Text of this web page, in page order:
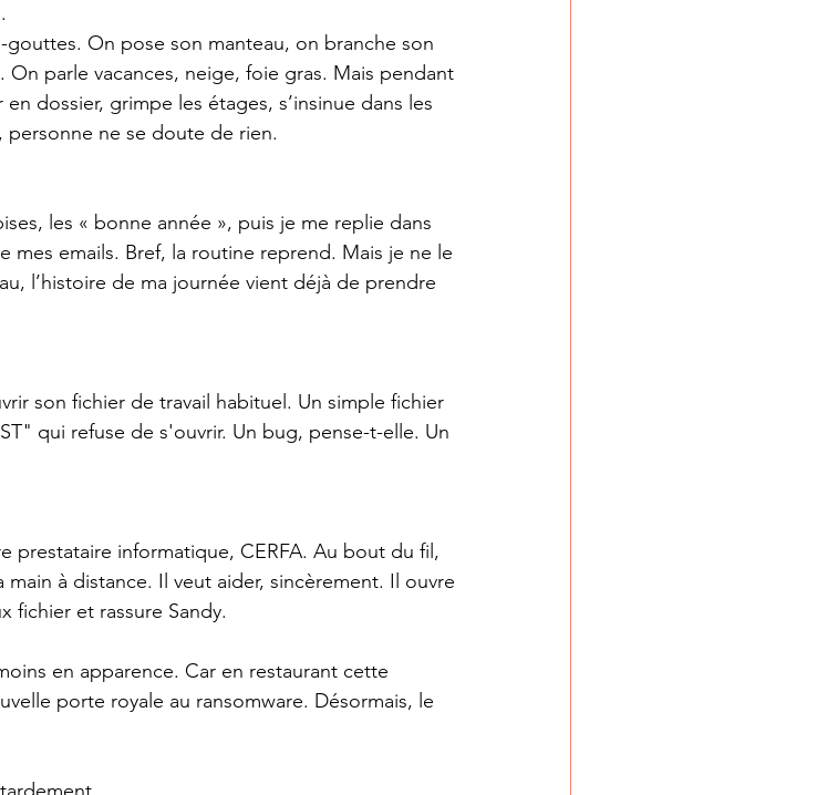
gouttes. On pose son manteau, on branche son
parle vacances, neige, foie gras. Mais pendant
dossier, grimpe les étages, s’insinue dans les
personne ne se doute de rien.
les « bonne année », puis je me replie dans
mes emails. Bref, la routine reprend. Mais je ne le
l’histoire de ma journée vient déjà de prendre
son fichier de travail habituel. Un simple fichier
qui refuse de s'ouvrir. Un bug, pense-t-elle. Un
prestataire informatique, CERFA. Au bout du fil,
à distance. Il veut aider, sincèrement. Il ouvre
fichier et rassure Sandy.
en apparence. Car en restaurant cette
porte royale au ransomware. Désormais, le